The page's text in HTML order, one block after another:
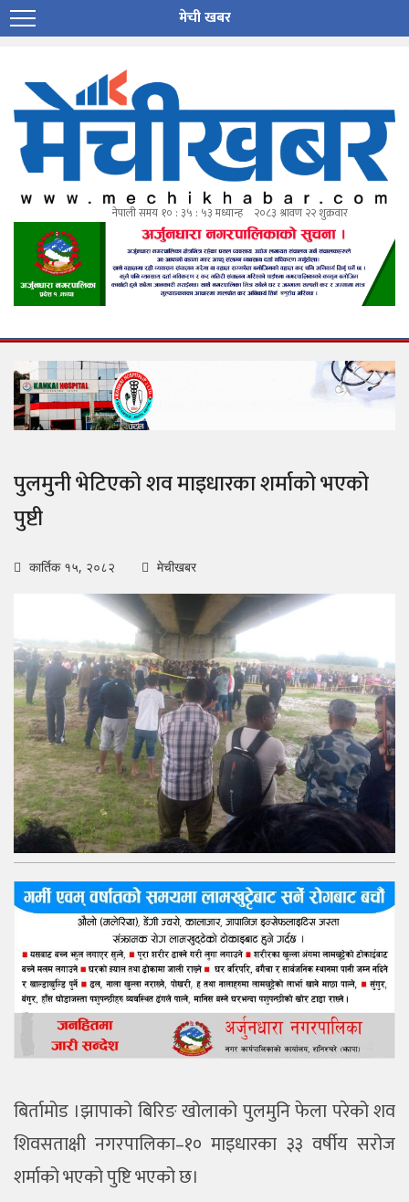
मेची खबर
पुलमुनी भेटिएको शव माइधारका शर्माको भएको
पुष्टी
कार्तिक १५, २०८२ मेचीखबर
बिर्तामोड ।झापाको बिरिङ खोलाको पुलमुनि फेला परेको शव
शिवसताक्षी नगरपालिका–१० माइधारका ३३ वर्षीय सरोज
शर्माको भएको पुष्टि भएको छ।